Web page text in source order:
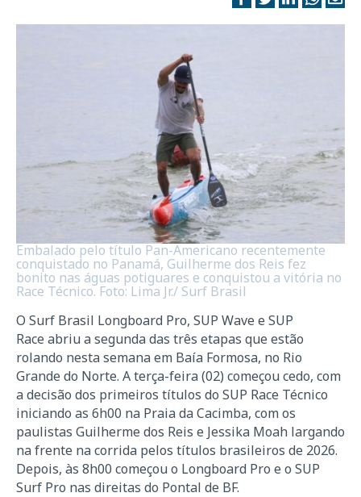
Embalado pelo título Pan-Americano recentemente
conquistado no Panamá, Guilherme dos Reis fez
bonito nas águas potiguares e conquistou a vitória no
Race Técnico. Foto: Lima Jr./ Surf Brasil
O Surf Brasil Longboard Pro, SUP Wave e SUP
Race abriu a segunda das três etapas que estão
rolando nesta semana em Baía Formosa, no Rio
Grande do Norte. A terça-feira (02) começou cedo, com
a decisão dos primeiros títulos do SUP Race Técnico
iniciando as 6h00 na Praia da Cacimba, com os
paulistas Guilherme dos Reis e Jessika Moah largando
na frente na corrida pelos títulos brasileiros de 2026.
Depois, às 8h00 começou o Longboard Pro e o SUP
Surf Pro nas direitas do Pontal de BF.